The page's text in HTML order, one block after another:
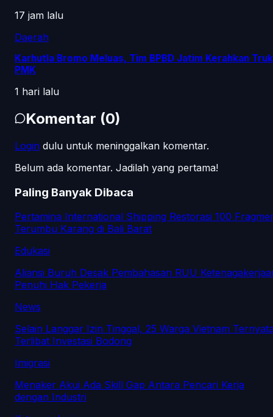
17 jam lalu
Daerah
Karhutla Bromo Meluas, Tim BPBD Jatim Kerahkan Truk
PMK
1 hari lalu
Komentar (0)
Login dulu untuk meninggalkan komentar.
Belum ada komentar. Jadilah yang pertama!
Paling Banyak Dibaca
Pertamina International Shipping Restorasi 100
Terumbu Karang di Bali Barat
Edukasi
Aliansi Buruh Desak Pembahasan RUU
Penuhi Hak Pekerja
News
Selain Langgar Izin Tinggal, 25 Warga Vietnam
Terlibat Investasi Bodong
Imigrasi
Menaker Akui Ada Skill Gap Antara Pencari Kerja
dengan Industri